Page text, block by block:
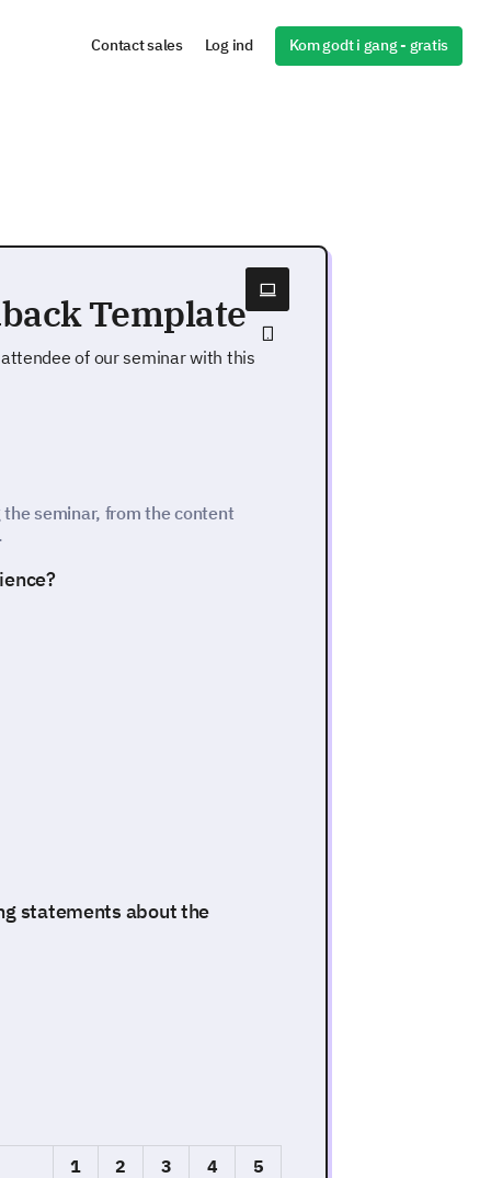
Contact sales Log ind Kom godt i gang - gratis
Template
of our seminar with this
seminar, from the content
statements about the
1 2 3 4
5